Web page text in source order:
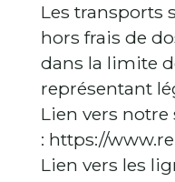
Les transports
hors frais de
dans la limite
représentant
Lien vers
: https://
Lien vers les